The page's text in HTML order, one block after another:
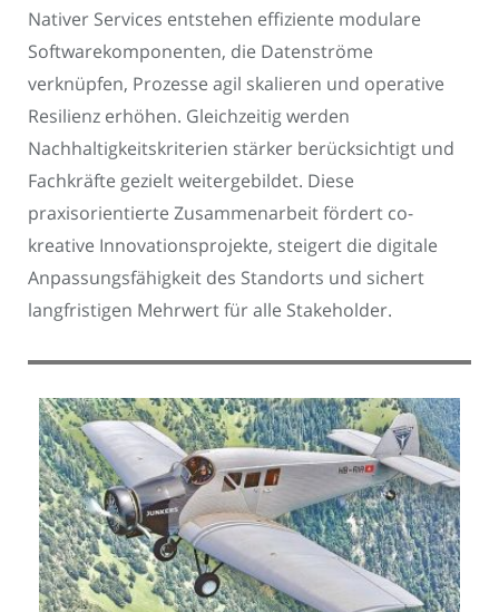
Nativer Services entstehen effiziente modulare
Softwarekomponenten, die Datenströme
verknüpfen, Prozesse agil skalieren und operative
Resilienz erhöhen. Gleichzeitig werden
Nachhaltigkeitskriterien stärker berücksichtigt und
Fachkräfte gezielt weitergebildet. Diese
praxisorientierte Zusammenarbeit fördert co-
kreative Innovationsprojekte, steigert die digitale
Anpassungsfähigkeit des Standorts und sichert
langfristigen Mehrwert für alle Stakeholder.